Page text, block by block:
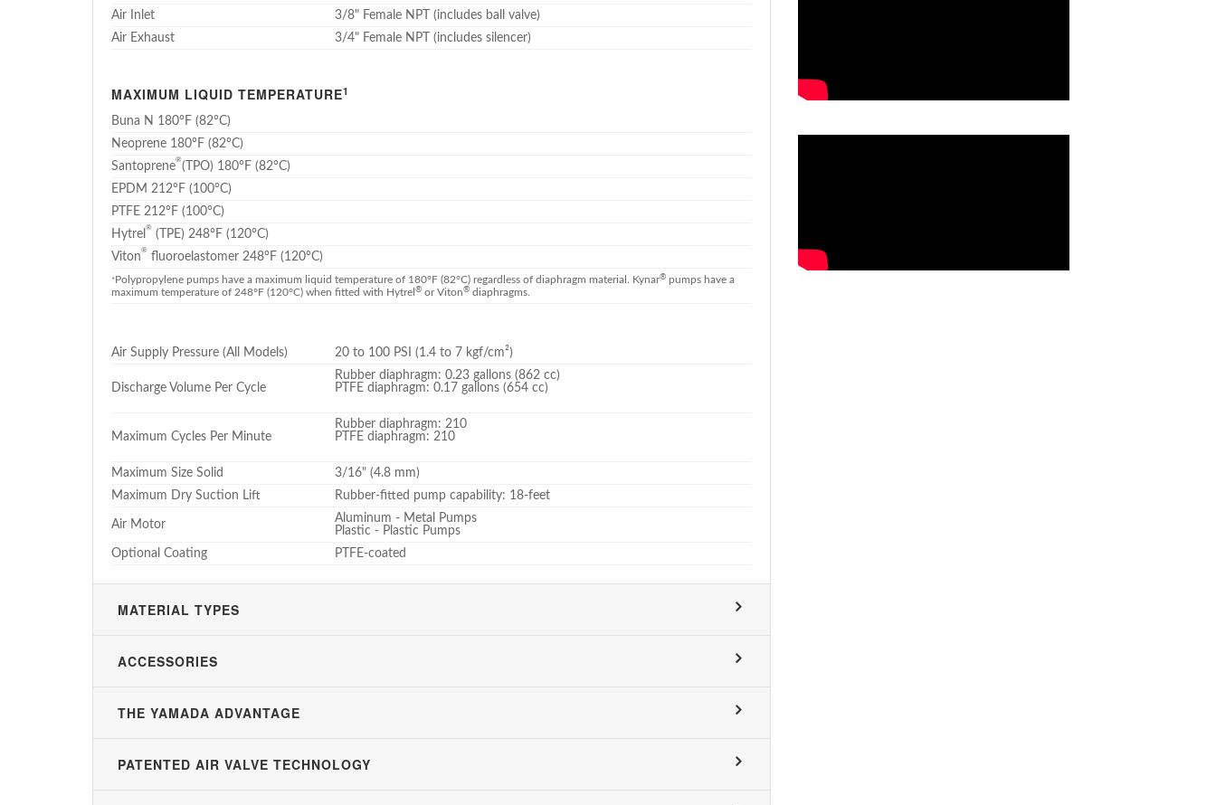
Air Inlet
3/8" Female NPT (includes ball valve)
Air Exhaust
3/4" Female NPT (includes silencer)
MAXIMUM LIQUID TEMPERATURE1
Buna N 180°F (82°C)
Neoprene 180°F (82°C)
Santoprene
®
(TPO) 180°F (82°C)
EPDM 212°F (100°C)
PTFE 212°F (100°C)
Hytrel
®
(TPE) 248°F (120°C)
Viton
®
fluoroelastomer 248°F (120°C)
*Polypropylene pumps have a maximum liquid temperature of 180°F (82°C) regardless of diaphragm material. Kynar® pumps have a
maximum temperature of 248°F (120°C) when fitted with Hytrel ® or Viton® diaphragms.
Air Supply Pressure (All Models) 20 to 100 PSI (1.4 to 7 kgf/cm²)
Discharge Volume Per Cycle
Rubber diaphragm: 0.23 gallons (862 cc)
PTFE diaphragm: 0.17 gallons (654 cc)
Maximum Cycles Per Minute
Rubber diaphragm: 210
PTFE diaphragm: 210
Maximum Size Solid
3/16" (4.8 mm)
Maximum Dry Suction Lift
Rubber-fitted pump capability: 18-feet
Air Motor
Aluminum - Metal Pumps
Plastic - Plastic Pumps
Optional Coating
PTFE-coated
MATERIAL TYPES
ACCESSORIES
THE YAMADA ADVANTAGE
PATENTED AIR VALVE TECHNOLOGY